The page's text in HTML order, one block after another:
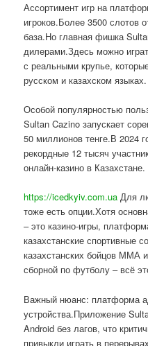
Ассортимент игр на
игроков.Более 3500 слотов
база.Но главная фишка
дилерами.Здесь можно
с реальными крупье,
русском и казахском языках.
Особой популярностью
Sultan Cazino запускает
50 миллионов тенге.В 2024
рекордные 12 тысяч
онлайн-казино в Казахстане.
https://icedkyiv.com.ua Для
тоже есть опции.Хотя
– это казино-игры,
казахстанские спортивные
казахстанских бойцов ММА
сборной по футболу – всё
Важный нюанс: платформа
устройства.Приложение
Android без лагов, что
привыкли играть в